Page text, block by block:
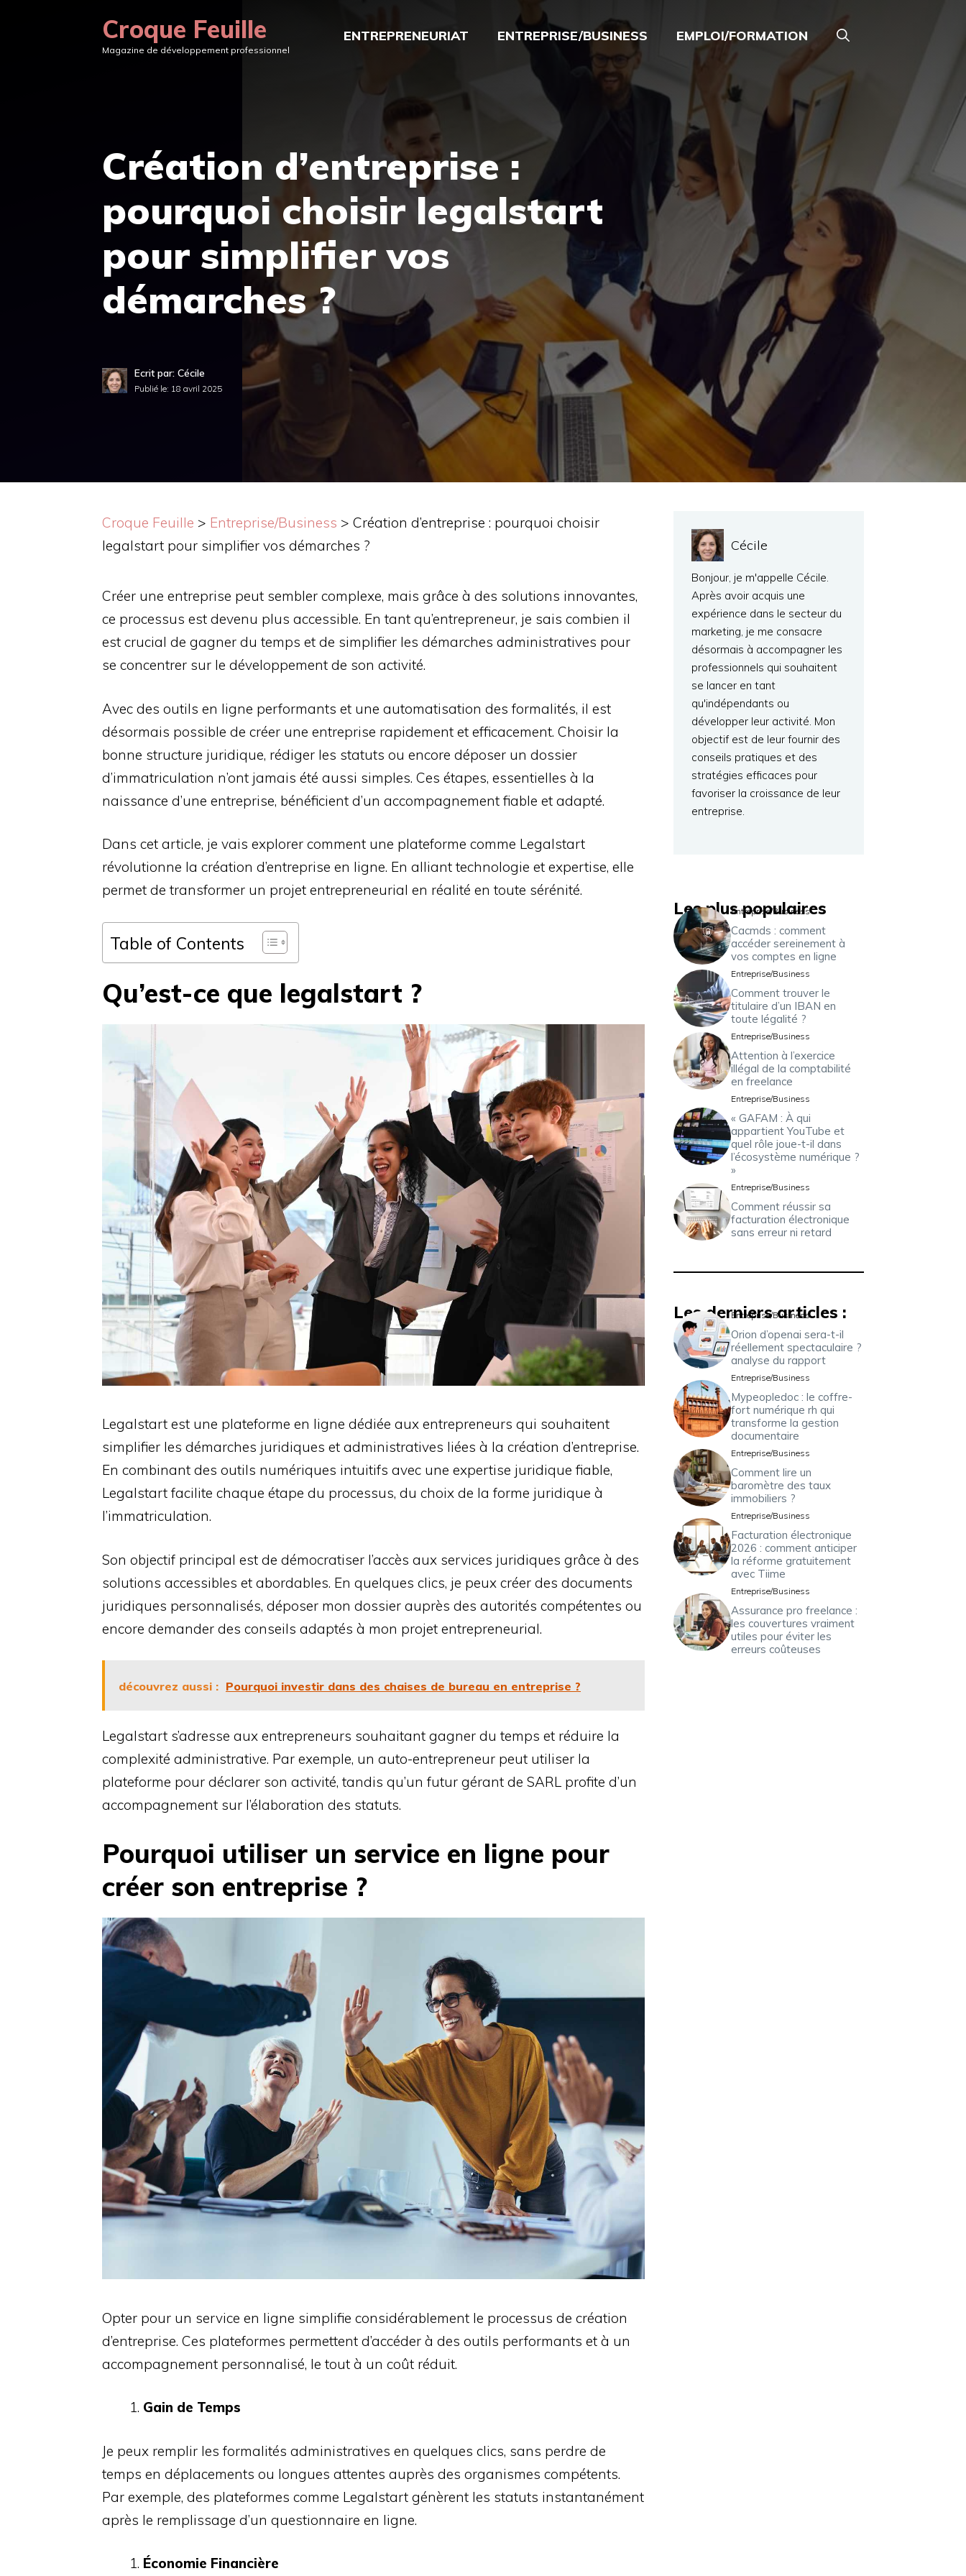
Croque Feuille
Magazine de développement professionnel
ENTREPRENEURIAT ENTREPRISE/BUSINESS EMPLOI/FORMATION
Création d’entreprise :
pourquoi choisir legalstart
pour simplifier vos
démarches ?
Ecrit par: Cécile
Publié le: 18 avril 2025
Croque Feuille > Entreprise/Business > Création d’entreprise : pourquoi choisir
legalstart pour simplifier vos démarches ?
Créer une entreprise peut sembler complexe, mais grâce à des solutions innovantes,
ce processus est devenu plus accessible. En tant qu’entrepreneur, je sais combien il
est crucial de gagner du temps et de simplifier les démarches administratives pour
se concentrer sur le développement de son activité.
Avec des outils en ligne performants et une automatisation des formalités, il est
désormais possible de créer une entreprise rapidement et efficacement. Choisir la
bonne structure juridique, rédiger les statuts ou encore déposer un dossier
d’immatriculation n’ont jamais été aussi simples. Ces étapes, essentielles à la
naissance d’une entreprise, bénéficient d’un accompagnement fiable et adapté.
Dans cet article, je vais explorer comment une plateforme comme Legalstart
révolutionne la création d’entreprise en ligne. En alliant technologie et expertise, elle
permet de transformer un projet entrepreneurial en réalité en toute sérénité.
Table of Contents
Qu’est-ce que legalstart ?
Legalstart est une plateforme en ligne dédiée aux entrepreneurs qui souhaitent
simplifier les démarches juridiques et administratives liées à la création d’entreprise.
En combinant des outils numériques intuitifs avec une expertise juridique fiable,
Legalstart facilite chaque étape du processus, du choix de la forme juridique à
l’immatriculation.
Son objectif principal est de démocratiser l’accès aux services juridiques grâce à des
solutions accessibles et abordables. En quelques clics, je peux créer des documents
juridiques personnalisés, déposer mon dossier auprès des autorités compétentes ou
encore demander des conseils adaptés à mon projet entrepreneurial.
découvrez aussi : Pourquoi investir dans des chaises de bureau en entreprise ?
Legalstart s’adresse aux entrepreneurs souhaitant gagner du temps et réduire la
complexité administrative. Par exemple, un auto-entrepreneur peut utiliser la
plateforme pour déclarer son activité, tandis qu’un futur gérant de SARL profite d’un
accompagnement sur l’élaboration des statuts.
Pourquoi utiliser un service en ligne pour
créer son entreprise ?
Opter pour un service en ligne simplifie considérablement le processus de création
d’entreprise. Ces plateformes permettent d’accéder à des outils performants et à un
accompagnement personnalisé, le tout à un coût réduit.
Gain de Temps
Je peux remplir les formalités administratives en quelques clics, sans perdre de
temps en déplacements ou longues attentes auprès des organismes compétents.
Par exemple, des plateformes comme Legalstart génèrent les statuts instantanément
après le remplissage d’un questionnaire en ligne.
Économie Financière
Cécile
Bonjour, je m'appelle Cécile.
Après avoir acquis une
expérience dans le secteur du
marketing, je me consacre
désormais à accompagner les
professionnels qui souhaitent
se lancer en tant
qu'indépendants ou
développer leur activité. Mon
objectif est de leur fournir des
conseils pratiques et des
stratégies efficaces pour
favoriser la croissance de leur
entreprise.
Les plus populaires
Entreprise/Business
Cacmds : comment
accéder sereinement à
vos comptes en ligne
Entreprise/Business
Comment trouver le
titulaire d’un IBAN en
toute légalité ?
Entreprise/Business
Attention à l’exercice
illégal de la comptabilité
en freelance
Entreprise/Business
« GAFAM : À qui
appartient YouTube et
quel rôle joue-t-il dans
l’écosystème numérique ?
»
Entreprise/Business
Comment réussir sa
facturation électronique
sans erreur ni retard
Les derniers articles :
Entreprise/Business
Orion d’openai sera-t-il
réellement spectaculaire ?
analyse du rapport
Entreprise/Business
Mypeopledoc : le coffre-
fort numérique rh qui
transforme la gestion
documentaire
Entreprise/Business
Comment lire un
baromètre des taux
immobiliers ?
Entreprise/Business
Facturation électronique
2026 : comment anticiper
la réforme gratuitement
avec Tiime
Entreprise/Business
Assurance pro freelance :
les couvertures vraiment
utiles pour éviter les
erreurs coûteuses